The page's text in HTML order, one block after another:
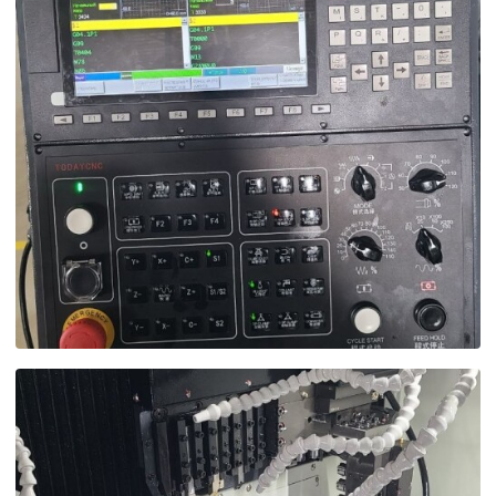
Политика в
обработки сookies
Настройте параметры
файлов cookie